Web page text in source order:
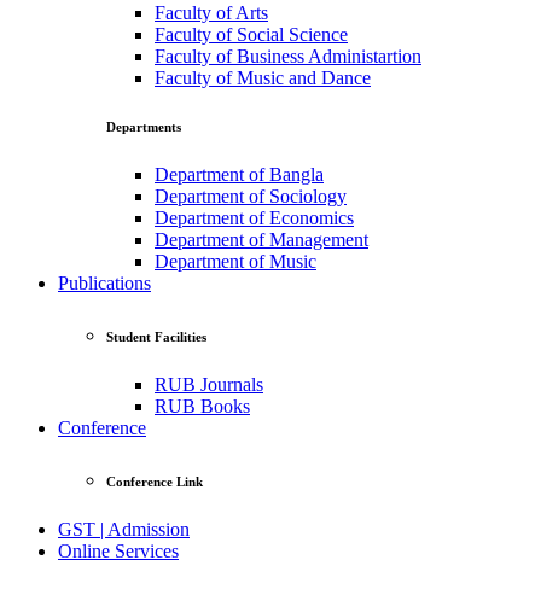
Faculty of Arts
Faculty of Social Science
Faculty of Business Administartion
Faculty of Music and Dance
Departments
Department of Bangla
Department of Sociology
Department of Economics
Department of Management
Department of Music
Publications
Student Facilities
RUB Journals
RUB Books
Conference
Conference Link
GST | Admission
Online Services